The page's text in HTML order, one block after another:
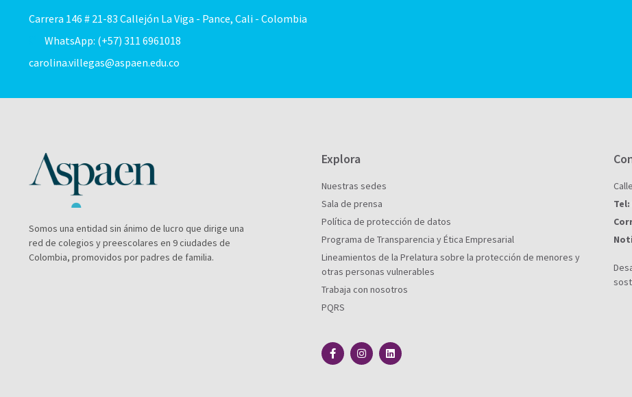
Carrera 146 # 21-83 Callejón La Viga - Pance, Cali - Colombia
WhatsApp: (+57) 311 6961018
carolina.villegas@aspaen.edu.co
Somos una entidad sin ánimo de lucro que dirige una
red de colegios y preescolares en 9 ciudades de
Colombia, promovidos por padres de familia.
Explora
Nuestras sedes
Sala de prensa
Política de protección de datos
Programa de Transparencia y Ética Empresarial
Lineamientos de la Prelatura sobre la protección de menores y
otras personas vulnerables
Trabaja con nosotros
PQRS
Tel: